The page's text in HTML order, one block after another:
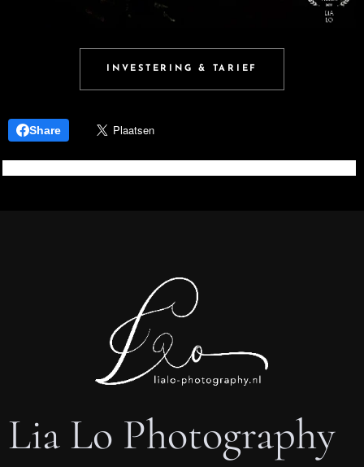
INVESTERING & TARIEF
Share
Lia Lo Photography